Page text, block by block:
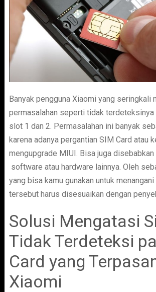
Banyak pengguna Xiaomi yang seringkali
permasalahan seperti tidak terdeteksinya
slot 1 dan 2. Permasalahan ini banyak
karena adanya pergantian SIM Card atau
mengupgrade MIUI. Bisa juga
software atau hardware lainnya. Oleh
yang bisa kamu gunakan untuk
tersebut harus disesuaikan dengan
Solusi Mengatasi
Tidak Terdeteksi
Card yang
Xiaomi